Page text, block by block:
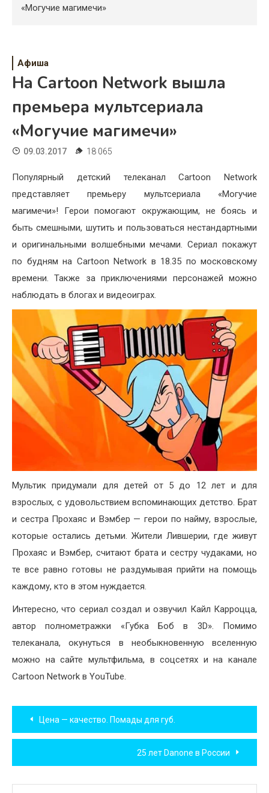
Психология
Дом
Жизнь
Хобби
Красота
Недвижимость
«Могучие магимечи»
Афиша
На Cartoon Network вышла
премьера мультсериала
«Могучие магимечи»
09.03.2017 18 065
Популярный детский телеканал Cartoon Network
представляет премьеру мультсериала «Могучие
магимечи»! Герои помогают окружающим, не боясь и
быть смешными, шутить и пользоваться нестандартными
и оригинальными волшебными мечами. Сериал покажут
по будням на Cartoon Network в 18.35 по московскому
времени. Также за приключениями персонажей можно
наблюдать в блогах и видеоиграх.
Мультик придумали для детей от 5 до 12 лет и для
взрослых, с удовольствием вспоминающих детство. Брат
и сестра Прохаяс и Вэмбер — герои по найму, взрослые,
которые остались детьми. Жители Лившерии, где живут
Прохаяс и Вэмбер, считают брата и сестру чудаками, но
те все равно готовы не раздумывая прийти на помощь
каждому, кто в этом нуждается.
Интересно, что сериал создал и озвучил Кайл Карроцца,
автор полнометражки «Губка Боб в 3D». Помимо
телеканала, окунуться в необыкновенную вселенную
можно на сайте мультфильма, в соцсетях и на канале
Cartoon Network в YouTube.
Навигация
по
записям
Цена — качество. Помады для губ.
25 лет Danone в России